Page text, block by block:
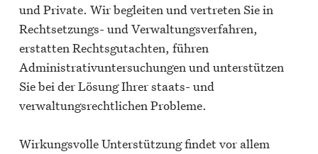
und Private. Wir begleiten und vertreten Sie in
Rechtsetzungs- und Verwaltungsverfahren,
erstatten Rechtsgutachten, führen
Administrativuntersuchungen und unterstützen
Sie bei der Lösung Ihrer staats- und
verwaltungsrechtlichen Probleme.
Wirkungsvolle Unterstützung findet vor allem